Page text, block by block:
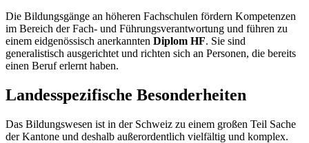
Die Bildungsgänge an höheren Fachschulen fördern Kompetenzen
im Bereich der Fach- und Führungsverantwortung und führen zu
einem eidgenössisch anerkannten Diplom HF. Sie sind
generalistisch ausgerichtet und richten sich an Personen, die bereits
einen Beruf erlernt haben.
Landesspezifische Besonderheiten
Das Bildungswesen ist in der Schweiz zu einem großen Teil Sache
der Kantone und deshalb außerordentlich vielfältig und komplex.